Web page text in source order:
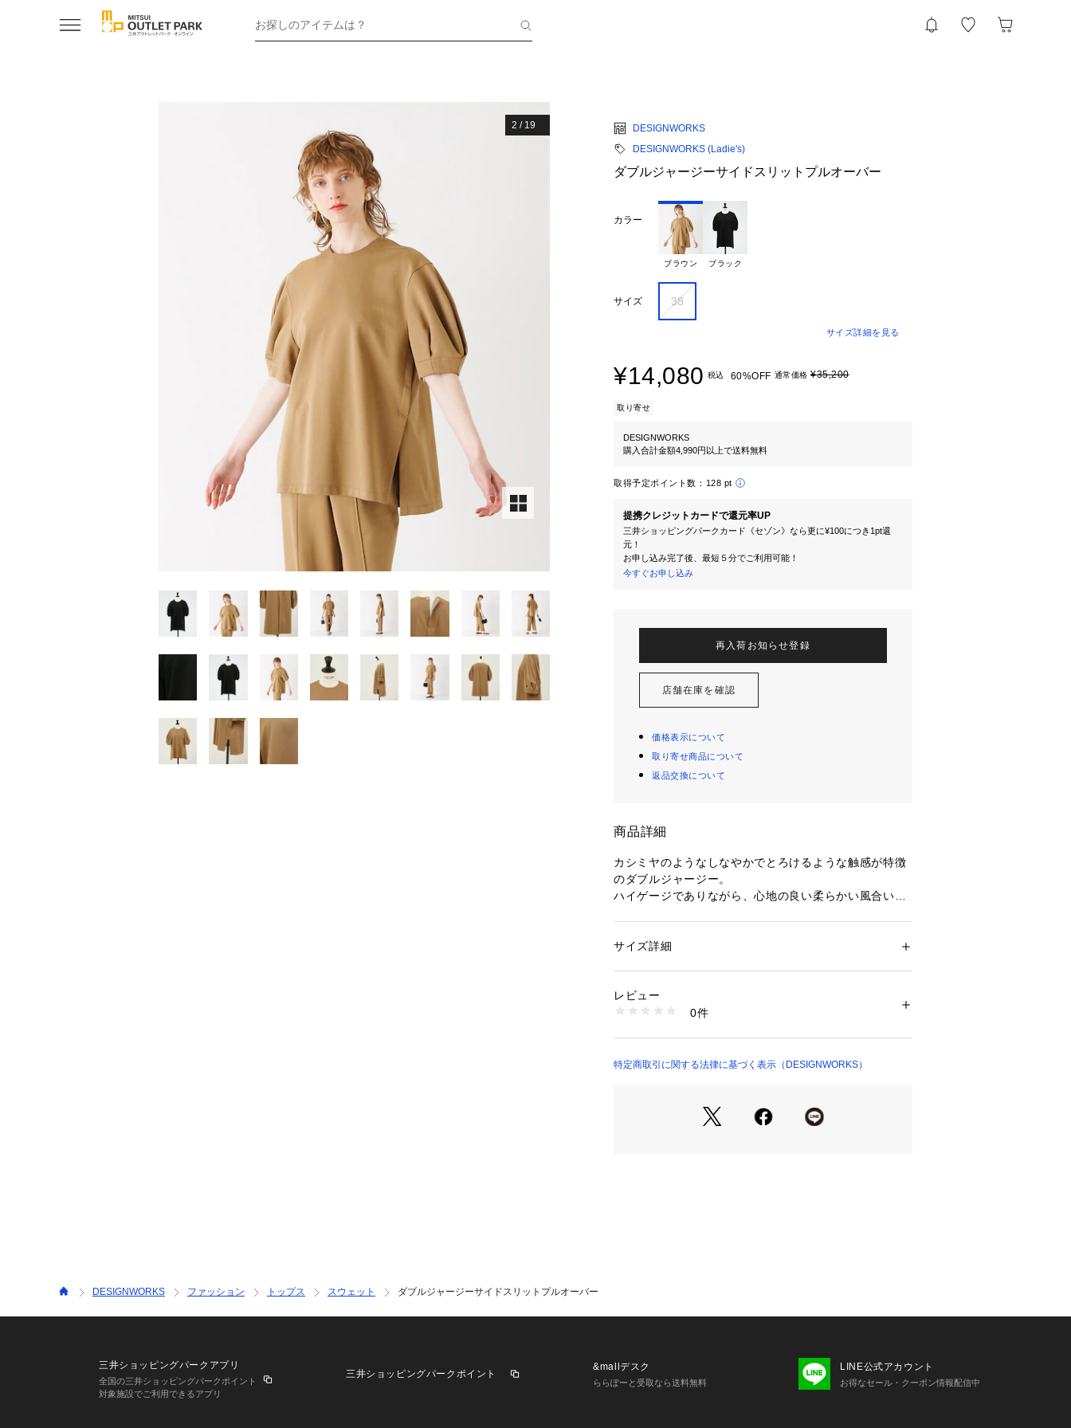
お探しのアイテムは？
2 / 19
DESIGNWORKS
DESIGNWORKS (Ladie's)
ダブルジャージーサイドスリットプルオーバー
カラー
ブラウン ブラック
サイズ 38
サイズ詳細を見る
¥14,080 税込 60%OFF 通常価格 ¥35,200
取り寄せ
DESIGNWORKS
購入合計金額4,990円以上で送料無料
取得予定ポイント数： 128 pt
提携クレジットカードで還元率UP
三井ショッピングパークカード《セゾン》なら更に¥100につき1pt還
元！
お申し込み完了後、最短５分でご利用可能！
今すぐお申し込み
再入荷お知らせ登録
店舗在庫を確認
価格表示について
取り寄せ商品について
返品交換について
商品詳細
カシミヤのようなしなやかでとろけるような触感が特徴
のダブルジャージー。
ハイゲージでありながら、心地の良い柔らかい風合いは
ットの袖がポイント。
同素材のパンツ（35470525004）とのセットアップも。
性別：レディース
洗濯：手洗い可
※詳しい洗濯方法については、商品の品質表示タグをご覧くださ
商品番号：1096900000455 （モール）
サイズ詳細
レビュー
0件
特定商取引に関する法律に基づく表示（DESIGNWORKS）
DESIGNWORKS ファッション トップス スウェット ダブルジャージーサイドスリットプルオーバー
三井ショッピングパークアプリ
全国の三井ショッピングパークポイント
対象施設でご利用できるアプリ
三井ショッピングパークポイント
&mallデスク
ららぽーと受取なら送料無料
LINE公式アカウント
お得なセール・クーポン情報配信中